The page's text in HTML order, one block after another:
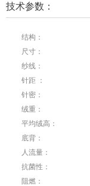
技术参数：
结构：
尺寸：
纱线：
针距 ：
针密：
绒重：
平均绒高：
底背：
人流量：
抗菌性：
阻燃：